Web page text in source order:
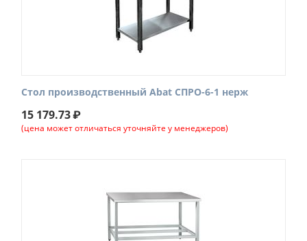
Стол производственный Abat СПРО-6-1 нерж
15 179.73₽
(цена может отличаться уточняйте у менеджеров)